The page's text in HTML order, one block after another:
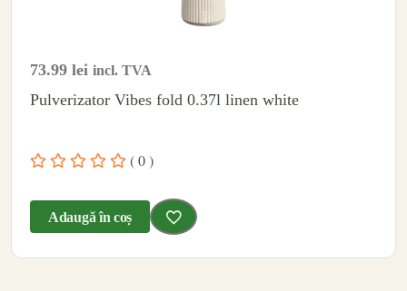
73.99 lei incl. TVA
Pulverizator Vibes fold 0.37l linen white
( 0 )
Adaugă în coș